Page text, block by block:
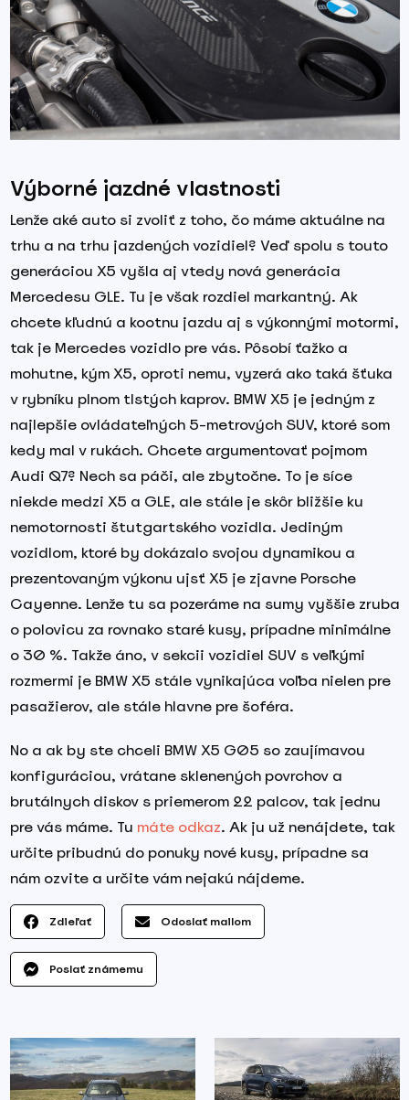
Výborné jazdné vlastnosti
Lenže aké auto si zvoliť z toho, čo máme aktuálne na
trhu a na trhu jazdených vozidiel? Veď spolu s touto
generáciou X5 vyšla aj vtedy nová generácia
Mercedesu GLE. Tu je však rozdiel markantný. Ak
chcete kľudnú a kootnu jazdu aj s výkonnými motormi,
tak je Mercedes vozidlo pre vás. Pôsobí ťažko a
mohutne, kým X5, oproti nemu, vyzerá ako taká šťuka
v rybníku plnom tlstých kaprov. BMW X5 je jedným z
najlepšie ovládateľných 5-metrových SUV, ktoré som
kedy mal v rukách. Chcete argumentovať pojmom
Audi Q7? Nech sa páči, ale zbytočne. To je síce
niekde medzi X5 a GLE, ale stále je skôr bližšie ku
nemotornosti štutgartského vozidla. Jediným
vozidlom, ktoré by dokázalo svojou dynamikou a
prezentovaným výkonu ujsť X5 je zjavne Porsche
Cayenne. Lenže tu sa pozeráme na sumy vyššie zruba
o polovicu za rovnako staré kusy, prípadne minimálne
o 30 %. Takže áno, v sekcii vozidiel SUV s veľkými
rozmermi je BMW X5 stále vynikajúca voľba nielen pre
pasažierov, ale stále hlavne pre šoféra.
No a ak by ste chceli BMW X5 G05 so zaujímavou
konfiguráciou, vrátane sklenených povrchov a
brutálnych diskov s priemerom 22 palcov, tak jednu
pre vás máme. Tu máte odkaz. Ak ju už nenájdete, tak
určite pribudnú do ponuky nové kusy, prípadne sa
nám ozvite a určite vám nejakú nájdeme.
Zdieľať Odoslať mailom
Poslať známemu